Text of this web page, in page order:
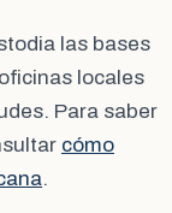
las bases
locales
Para saber
cómo
.